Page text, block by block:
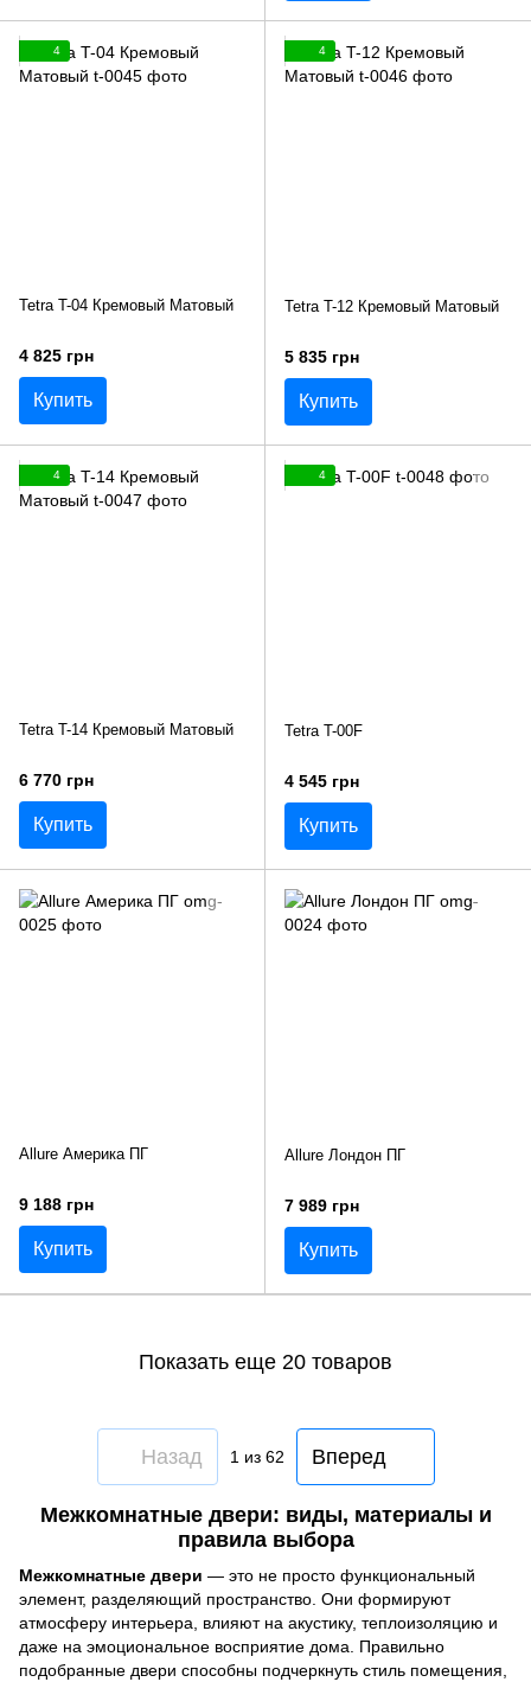
4
Tetra T-04 Кремовый Матовый
4 825 грн
Купить
4
Tetra T-12 Кремовый Матовый
5 835 грн
Купить
4
Tetra T-14 Кремовый Матовый
6 770 грн
Купить
4
Tetra T-00F
4 545 грн
Купить
Allure Америка ПГ
9 188 грн
Купить
Allure Лондон ПГ
7 989 грн
Купить
Показать еще 20 товаров
Назад 1из 62 Вперед
Межкомнатные двери: виды, материалы и
правила выбора
Межкомнатные двери — это не просто функциональный
элемент, разделяющий пространство. Они формируют
атмосферу интерьера, влияют на акустику, теплоизоляцию и
даже на эмоциональное восприятие дома. Правильно
подобранные двери способны подчеркнуть стиль помещения,